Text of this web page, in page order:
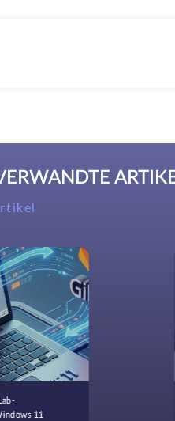
11